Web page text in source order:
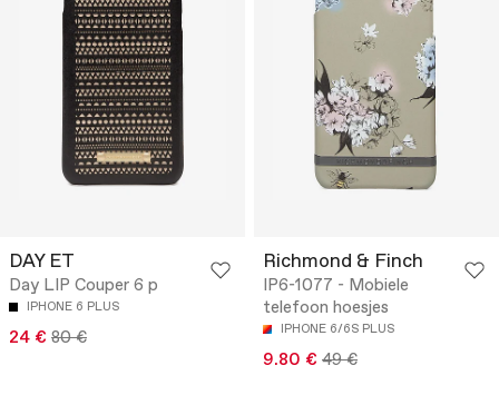
DAY ET
Day LIP Couper 6 p
IPHONE 6 PLUS
24 € 80 €
Richmond & Finch
IP6-1077 - Mobiele
telefoon hoesjes
IPHONE 6/6S PLUS
9.80 € 49 €